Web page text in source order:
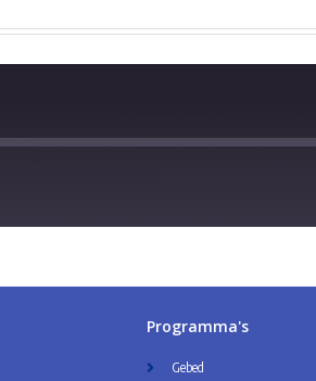
Programma's
Gebed